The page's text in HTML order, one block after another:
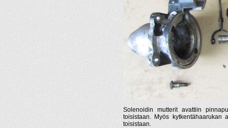
Solenoidin mutterit avattiin
toisistaan. Myös
toisistaan.